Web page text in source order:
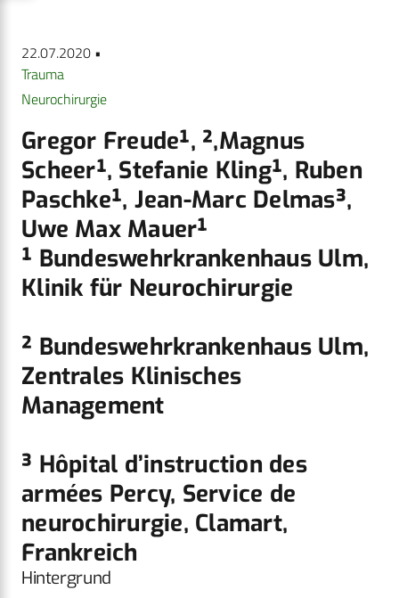
22.07.2020 •
Trauma
Neurochirurgie
Gregor Freude¹, ²,Magnus
Scheer¹, Stefanie Kling¹, Ruben
Paschke¹, Jean-Marc Delmas³,
Uwe Max Mauer¹
¹ Bundeswehrkrankenhaus Ulm,
Klinik für Neurochirurgie
² Bundeswehrkrankenhaus Ulm,
Zentrales Klinisches
Management
³ Hôpital d’instruction des
armées Percy, Service de
neurochirurgie, Clamart,
Frankreich
Hintergrund